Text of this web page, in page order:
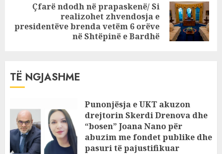
post:
Çfarë ndodh në prapaskenë/ Si
realizohet zhvendosja e
presidentëve brenda vetëm 6 orëve
në Shtëpinë e Bardhë
TË NGJASHME
Punonjësja e UKT akuzon
drejtorin Skerdi Drenova dhe
“bosen” Joana Nano për
abuzim me fondet publike dhe
pasuri të pajustifikuar